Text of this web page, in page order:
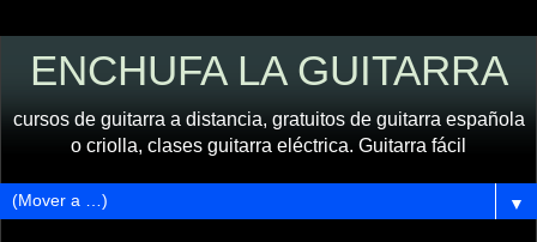
ENCHUFA LA GUITARRA
cursos de guitarra a distancia, gratuitos de guitarra española
o criolla, clases guitarra eléctrica. Guitarra fácil
▼